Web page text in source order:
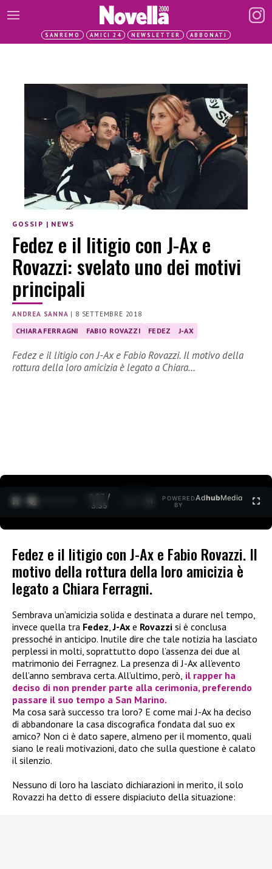
SANREMO AMICI 24 NEWSLETTER ABBONATI
GOSSIP | NEWS
Fedez e il litigio con J-Ax e
Rovazzi: svelato uno dei motivi
principali
ANDREA SANNA | 8 SETTEMBRE 2018
CHIARA FERRAGNI FABIO ROVAZZI FEDEZ J-AX
Fedez e il litigio con J-Ax e Fabio Rovazzi. Il motivo della
rottura della loro amicizia è legato a Chiara…
0:27 /
3:35
POWERED
BY
AdhubMedia
Fedez e il litigio con J-Ax e Fabio Rovazzi. Il
motivo della rottura della loro amicizia è
legato a Chiara Ferragni.
Sembrava un’amicizia solida e destinata a durare nel tempo,
invece quella tra Fedez,J-Ax e Rovazzi si è conclusa
pressoché in anticipo. Inutile dire che tale notizia ha lasciato
perplessi in molti, soprattutto dopo l’assenza dei due al
matrimonio dei Ferragnez. La presenza di J-Ax all’evento
dell’anno sembrava certa. All’ultimo, però, il rapper ha
deciso di non prender parte alla cerimonia, preferendo
passare il suo tempo a San Marino.
Ma cosa sarà successo tra loro? E come mai J-Ax ha deciso
di abbandonare la casa discografica fondata dal suo ex
amico? Non ci è dato sapere, almeno per il momento, quali
siano le reali motivazioni, dato che sulla questione è calato
il silenzio.
Nessuno di loro ha lasciato dichiarazioni in merito, il solo
Rovazzi ha detto di essere dispiaciuto della situazione: